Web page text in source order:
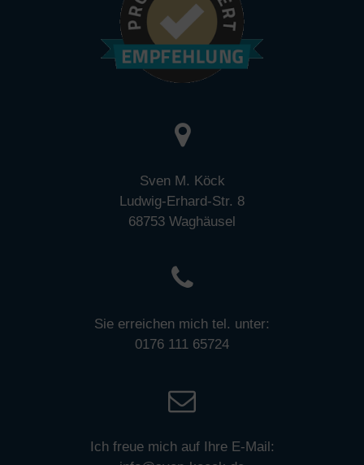
Sven M. Köck
Ludwig-Erhard-Str. 8
68753 Waghäusel
Sie erreichen mich tel. unter:
0176 111 65724
Ich freue mich auf Ihre E-Mail: